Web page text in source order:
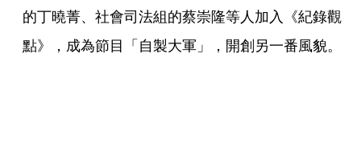
的丁曉菁、社會司法組的蔡崇隆等人加入《紀錄觀
點》，成為節目「自製大軍」，開創另一番風貌。